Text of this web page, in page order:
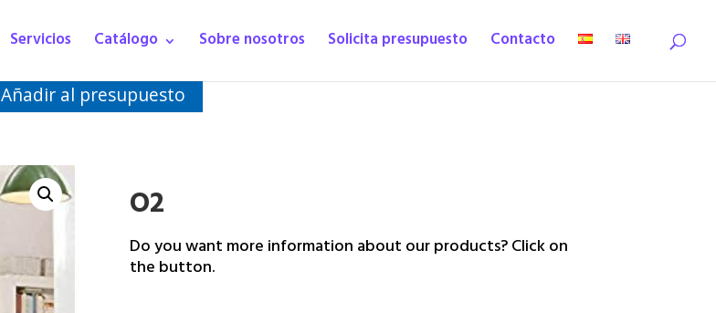
Servicios Catálogo Sobre nosotros Solicita presupuesto Contacto
Añadir al presupuesto
O2
Do you want more information about our products? Click on
the button.